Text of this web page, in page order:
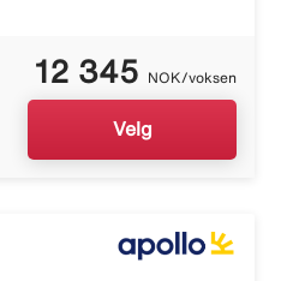
12 345 NOK/voksen
Velg